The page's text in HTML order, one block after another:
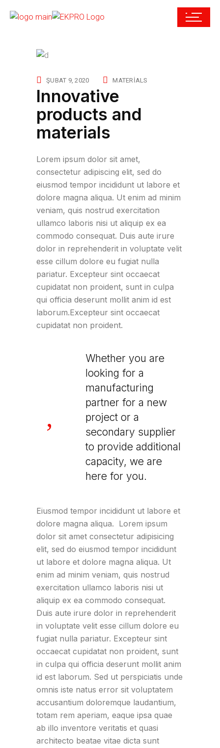
ŞUBAT 9, 2020 MATERIALS
Innovative
products and
materials
Lorem ipsum dolor sit amet,
consectetur adipiscing elit, sed do
eiusmod tempor incididunt ut labore et
dolore magna aliqua. Ut enim ad minim
veniam, quis nostrud exercitation
ullamco laboris nisi ut aliquip ex ea
commodo consequat. Duis aute irure
dolor in reprehenderit in voluptate velit
esse cillum dolore eu fugiat nulla
pariatur. Excepteur sint occaecat
cupidatat non proident, sunt in culpa
qui officia deserunt mollit anim id est
laborum.Excepteur sint occaecat
cupidatat non proident.
Whether you are
looking for a
manufacturing
partner for a new
project or a
secondary supplier
to provide additional
capacity, we are
here for you.
Eiusmod tempor incididunt ut labore et
dolore magna aliqua. Lorem ipsum
dolor sit amet consectetur adipisicing
elit, sed do eiusmod tempor incididunt
ut labore et dolore magna aliqua. Ut
enim ad minim veniam, quis nostrud
exercitation ullamco laboris nisi ut
aliquip ex ea commodo consequat.
Duis aute irure dolor in reprehenderit
in voluptate velit esse cillum dolore eu
fugiat nulla pariatur. Excepteur sint
occaecat cupidatat non proident, sunt
in culpa qui officia deserunt mollit anim
id est laborum. Sed ut perspiciatis unde
omnis iste natus error sit voluptatem
accusantium doloremque laudantium,
totam rem aperiam, eaque ipsa quae
ab illo inventore veritatis et quasi
architecto beatae vitae dicta sunt